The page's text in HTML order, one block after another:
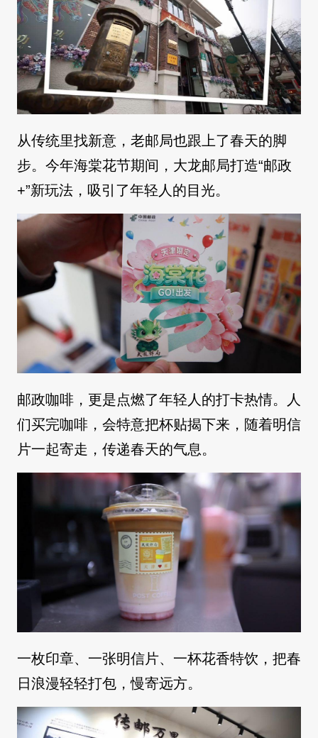
从传统里找新意，老邮局也跟上了春天的脚
步。今年海棠花节期间，大龙邮局打造“邮政
+”新玩法，吸引了年轻人的目光。
邮政咖啡，更是点燃了年轻人的打卡热情。人
们买完咖啡，会特意把杯贴揭下来，随着明信
片一起寄走，传递春天的气息。
一枚印章、一张明信片、一杯花香特饮，把春
日浪漫轻轻打包，慢寄远方。